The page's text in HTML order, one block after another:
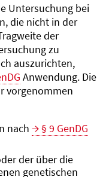
Untersuchung bei
die nicht in der
der
zu
auszurichten,
Anwendung. Die
vorgenommen
nach
§ 9 GenDG
der über die
genetischen